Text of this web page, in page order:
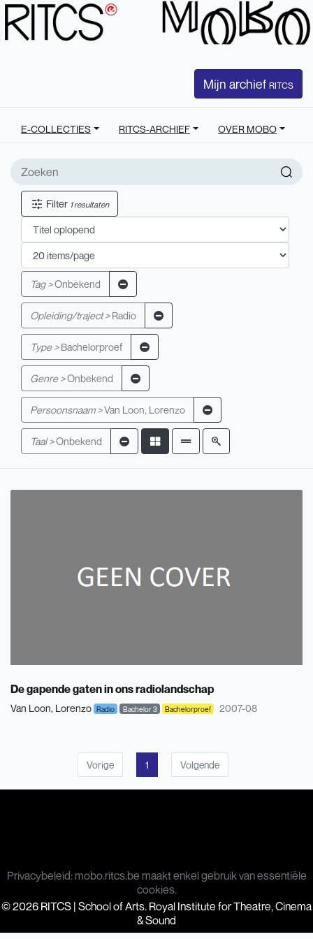
Mijn archief RITCS
E-COLLECTIES RITCS-ARCHIEF OVER MOBO
Filter 1 resultaten
Tag >Onbekend
Opleiding/traject > Radio
Type > Bachelorproef
Genre >Onbekend
Persoonsnaam >Van Loon, Lorenzo
Taal >Onbekend
De gapende gaten in ons radiolandschap
Van Loon, Lorenzo Radio Bachelor 3 Bachelorproef 2007-08
Vorige 1 Volgende
Privacybeleid: mobo.ritcs.be maakt enkel gebruik van essentiële
cookies.
© 2026 RITCS | School of Arts. Royal Institute for Theatre, Cinema
& Sound